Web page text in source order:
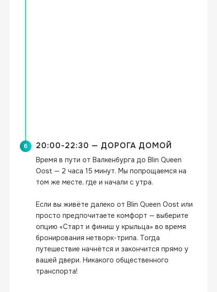
6 20:00-22:30 — ДОРОГА ДОМОЙ
Время в пути от Валкенбурга до Blin Queen
Oost — 2 часа 15 минут. Мы попрощаемся на
том же месте, где и начали с утра.
Если вы живёте далеко от Blin Queen Oost или
просто предпочитаете комфорт — выберите
опцию «Старт и финиш у крыльца» во время
бронирования нетворк-трипа. Тогда
путешествие начнётся и закончится прямо у
вашей двери. Никакого общественного
транспорта!